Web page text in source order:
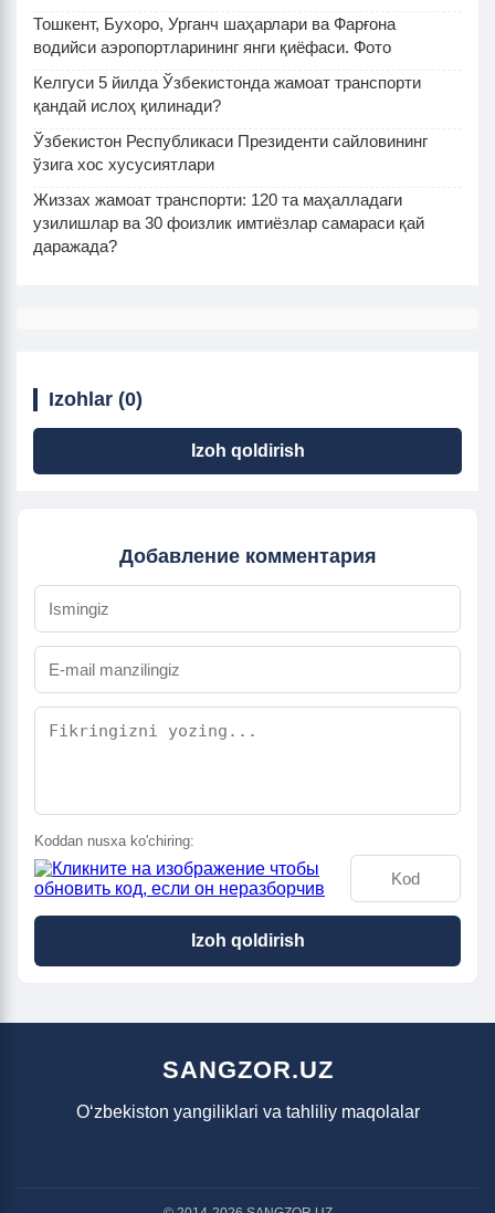
Тошкент, Бухоро, Урганч шаҳарлари ва Фарғона
водийси аэропортларининг янги қиёфаси. Фото
Келгуси 5 йилда Ўзбекистонда жамоат транспорти
қандай ислоҳ қилинади?
Ўзбекистон Республикаси Президенти сайловининг
ўзига хос xусусиятлари
Жиззах жамоат транспорти: 120 та маҳалладаги
узилишлар ва 30 фоизлик имтиёзлар самараси қай
даражада?
Izohlar (0)
Izoh qoldirish
Добавление комментария
Koddan nusxa ko'chiring:
Izoh qoldirish
SANGZOR.UZ
O‘zbekiston yangiliklari va tahliliy maqolalar